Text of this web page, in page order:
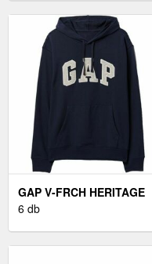
GAP V-FRCH HERITAGE
LOGO FÉRFI PULÓVER,
6 db